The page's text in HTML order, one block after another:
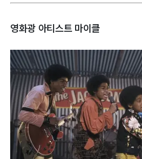
영화광 아티스트 마이클